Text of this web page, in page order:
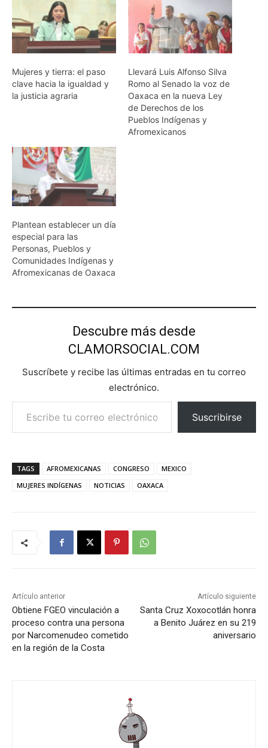
Mujeres y tierra: el paso
clave hacia la igualdad y
la justicia agraria
Llevará Luis Alfonso Silva
Romo al Senado la voz de
Oaxaca en la nueva Ley
de Derechos de los
Pueblos Indígenas y
Afromexicanos
Plantean establecer un día
especial para las
Personas, Pueblos y
Comunidades Indígenas y
Afromexicanas de Oaxaca
Descubre más desde
CLAMORSOCIAL.COM
Suscríbete y recibe las últimas entradas en tu correo
electrónico.
Escribe tu correo electrónico…
Suscribirse
TAGS AFROMEXICANAS CONGRESO
MEXICO
MUJERES INDÍGENAS
NOTICIAS OAXACA
Artículo anterior
Obtiene FGEO vinculación a
proceso contra una persona
por Narcomenudeo cometido
en la región de la Costa
Artículo siguiente
Santa Cruz Xoxocotlán honra
a Benito Juárez en su 219
aniversario